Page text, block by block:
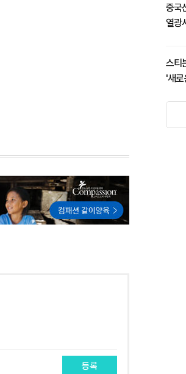
등록
중국
열광
스티
'새